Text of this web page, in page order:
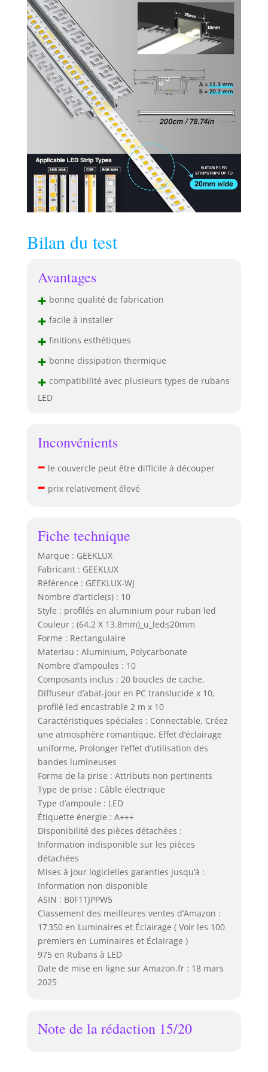
une finition
professionnelle.
【Kit d'Installation
Complet】10* Le
ce dont vous avez
besoin : un profilé
aluminium
transparent de
2000 x 64,2 x 13,8
mm et tous les
accessoires
nécessaires à
l'installation. Un
emballage de
haute qualité
garantit que le
ou de coller des
bandes (modèles
3528, 5050, 5630,
etc.). 【Domaines
différents,
couvrant presque
tous les domaines
escaliers,
panneaux
que l’éclairage
et l’éclairage
décoratif dans les
environnements
commerciaux et
l'éclairage
d'accent.
Bilan du test
Avantages
+ bonne qualité de fabrication
+ facile à installer
+ finitions esthétiques
+ bonne dissipation thermique
+ compatibilité avec plusieurs types de rubans
LED
Inconvénients
– le couvercle peut être difficile à découper
– prix relativement élevé
Fiche technique
Marque : GEEKLUX
Fabricant : GEEKLUX
Référence : GEEKLUX-WJ
Nombre d’article(s) : 10
Style : profilés en aluminium pour ruban led
Couleur : (64.2 X 13.8mm)_u_led≤20mm
Forme : Rectangulaire
Materiau : Aluminium, Polycarbonate
Nombre d’ampoules : 10
Composants inclus : 20 boucles de cache,
Diffuseur d’abat-jour en PC translucide x 10,
profilé led encastrable 2 m x 10
Caractéristiques spéciales : Connectable, Créez
une atmosphère romantique, Effet d’éclairage
uniforme, Prolonger l’effet d’utilisation des
bandes lumineuses
Forme de la prise : Attributs non pertinents
Type de prise : Câble électrique
Type d’ampoule : LED
Étiquette énergie : A+++
Disponibilité des pièces détachées :
Information indisponible sur les pièces
détachées
Mises à jour logicielles garanties jusqu’à :
Information non disponible
ASIN : B0F1TJPPW5
Classement des meilleures ventes d’Amazon :
17 350 en Luminaires et Éclairage ( Voir les 100
premiers en Luminaires et Éclairage )
975 en Rubans à LED
Date de mise en ligne sur Amazon.fr : 18 mars
2025
Note de la rédaction 15/20